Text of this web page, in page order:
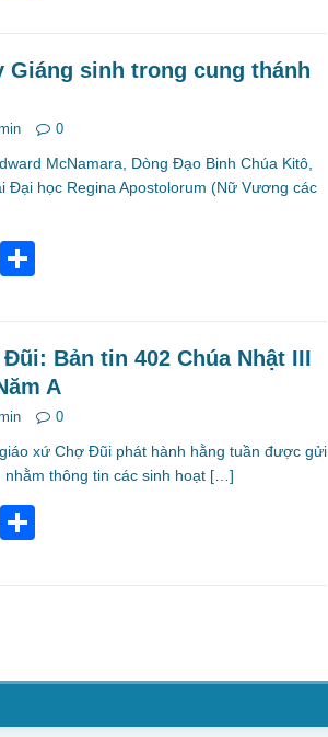
e
Giáng sinh trong cung thánh
0
McNamara, Dòng Đạo Binh Chúa Kitô,
Đại học Regina Apostolorum (Nữ Vương các
E
eBản tin 402 Chúa Nhật III
A
0
xứ Chợ Đũi phát hành hằng tuần được gửi
thông tin các sinh hoạt […]
E